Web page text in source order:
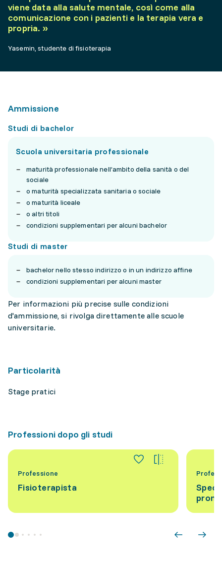
viene data alla salute mentale, così come alla
comunicazione con i pazienti e la terapia vera e
propria. »
Yasemin, studente di fisioterapia
Ammissione
Studi di bachelor
Scuola universitaria professionale
maturità professionale nell’ambito della sanità o del
sociale
o maturità specializzata sanitaria o sociale
o maturità liceale
o altri titoli
condizioni supplementari per alcuni bachelor
Studi di master
bachelor nello stesso indirizzo o in un indirizzo affine
condizioni supplementari per alcuni master
Per informazioni più precise sulle condizioni
d'ammissione, si rivolga direttamente alle scuole
universitarie.
Particolarità
Stage pratici
Professioni dopo gli studi
Professione
Fisioterapista